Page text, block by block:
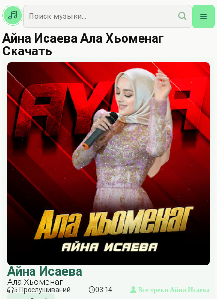
Казахская
Наш Топ
Айна Исаева Ала Хьоменаг
Скачать
Айна Исаева
Ала Хьоменаг
5 Прослушиваний 03:14 Все треки Айна Исаева